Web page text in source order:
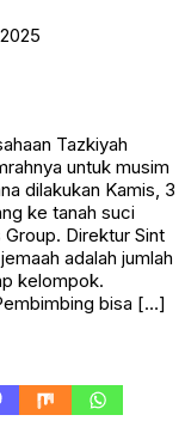
Tazkiyah
untuk musim
dilakukan Kamis, 3
ke tanah suci
Direktur Sint
adalah jumlah
kelompok.
bisa […]